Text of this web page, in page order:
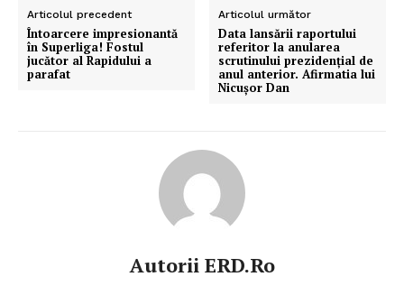
Articolul precedent
Întoarcere impresionantă
în Superliga! Fostul
jucător al Rapidului a
parafat
Articolul următor
Data lansării raportului
referitor la anularea
scrutinului prezidențial de
anul anterior. Afirmatia lui
Nicușor Dan
Autorii ERD.ro